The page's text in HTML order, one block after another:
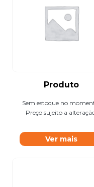
Produto
Sem estoque no
Preço sujeito a
Ver mais